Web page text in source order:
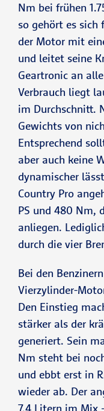
Nm bei frühen
so gehört es sich
der Motor mit
und leitet seine
Geartronic an
Verbrauch liegt
im Durchschnitt.
Gewichts von
Entsprechend
aber auch keine
dynamischer
Country Pro
PS und 480 Nm,
anliegen.
durch die vier
Bei den
Vierzylinder-
Den Einstieg
stärker als der
generiert. Sein
Nm steht bei
und ebbt erst in
wieder ab. Der